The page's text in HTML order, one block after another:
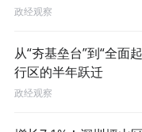
政经观察
从“夯基垒台”到“全面
行区的半年跃迁
政经观察